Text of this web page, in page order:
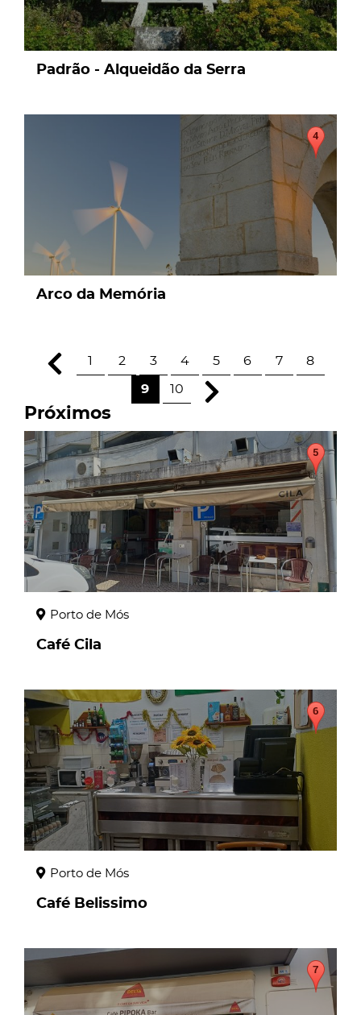
Padrão - Alqueidão da Serra
Arco da Memória
1 2 3 4 5 6 7 8
9 10
Próximos
page
Porto de Mós
Café Cila
page
Porto de Mós
Café Belissimo
page